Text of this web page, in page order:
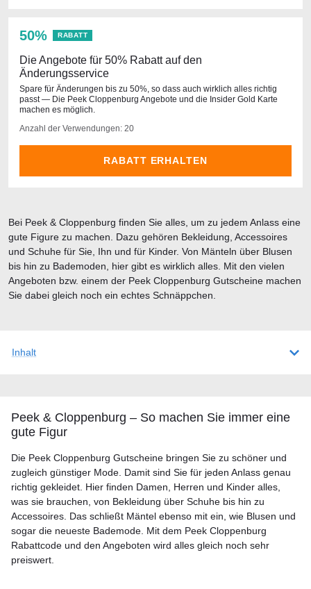
50% RABATT
Die Angebote für 50% Rabatt auf den
Änderungsservice
Spare für Änderungen bis zu 50%, so dass auch wirklich alles richtig
passt — Die Peek Cloppenburg Angebote und die Insider Gold Karte
machen es möglich.
Anzahl der Verwendungen: 20
RABATT ERHALTEN
Inhalt
Peek & Cloppenburg – So machen Sie immer eine
gute Figur
Die Peek Cloppenburg Gutscheine bringen Sie zu schöner und
zugleich günstiger Mode. Damit sind Sie für jeden Anlass genau
richtig gekleidet. Hier finden Damen, Herren und Kinder alles,
was sie brauchen, von Bekleidung über Schuhe bis hin zu
Accessoires. Das schließt Mäntel ebenso mit ein, wie Blusen und
sogar die neueste Bademode. Mit dem Peek Cloppenburg
Rabattcode und den Angeboten wird alles gleich noch sehr
preiswert.
Bei Peek & Cloppenburg finden Sie alles, um zu jedem Anlass eine
gute Figure zu machen. Dazu gehören Bekleidung, Accessoires
und Schuhe für Sie, Ihn und für Kinder. Von Mänteln über Blusen
bis hin zu Bademoden, hier gibt es wirklich alles. Mit den vielen
Angeboten bzw. einem der Peek Cloppenburg Gutscheine machen
Sie dabei gleich noch ein echtes Schnäppchen.